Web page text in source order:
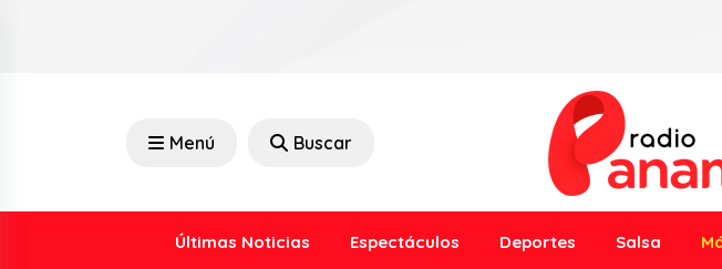
Menú Buscar
Últimas Noticias Espectáculos Deportes Salsa